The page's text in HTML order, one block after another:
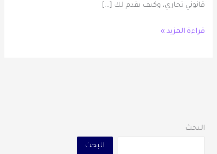
قانوني تجاري، وكيف يقدم لك […]
قراءة المزيد »
البحث
البحث